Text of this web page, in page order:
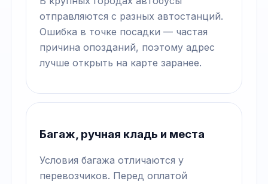
отправляются с разных автостанций.
Ошибка в точке посадки — частая
причина опозданий, поэтому адрес
лучше открыть на карте заранее.
Багаж, ручная кладь и места
Условия багажа отличаются у
перевозчиков. Перед оплатой